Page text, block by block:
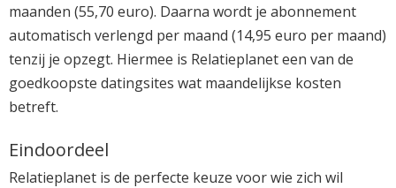
maanden (55,70 euro). Daarna wordt je abonnement
automatisch verlengd per maand (14,95 euro per maand)
tenzij je opzegt. Hiermee is Relatieplanet een van de
goedkoopste datingsites wat maandelijkse kosten
betreft.
Eindoordeel
Relatieplanet is de perfecte keuze voor wie zich wil